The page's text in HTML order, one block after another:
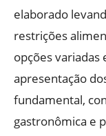
elaborado
restrições
opções variadas
apresentação
fundamental,
gastronômica e